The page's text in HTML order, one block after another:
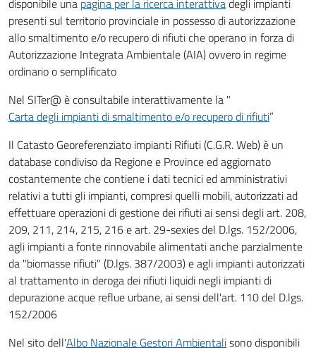
disponibile una pagina per la ricerca interattivadegli impianti
presenti sul territorio provinciale in possesso di autorizzazione
allo smaltimento e/o recupero di rifiuti che operano in forza di
Autorizzazione Integrata Ambientale (AIA) ovvero in regime
ordinario o semplificato
Nel SITer@ è consultabile interattivamente la "
Carta degli impianti di smaltimento e/o recupero di rifiuti”
Il Catasto Georeferenziato impianti Rifiuti (C.G.R. Web) è un
database condiviso da Regione e Province ed aggiornato
costantemente che contiene i dati tecnici ed amministrativi
relativi a tutti gli impianti, compresi quelli mobili, autorizzati ad
effettuare operazioni di gestione dei rifiuti ai sensi degli art. 208,
209, 211, 214, 215, 216 e art. 29-sexies del D.lgs. 152/2006,
agli impianti a fonte rinnovabile alimentati anche parzialmente
da "biomasse rifiuti" (D.lgs. 387/2003) e agli impianti autorizzati
al trattamento in deroga dei rifiuti liquidi negli impianti di
depurazione acque reflue urbane, ai sensi dell'art. 110 del D.lgs.
152/2006
Nel sito dell'Albo Nazionale Gestori Ambientalisono disponibili